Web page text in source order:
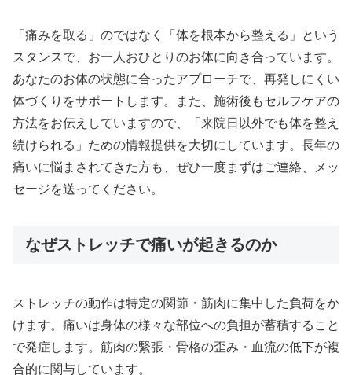
「痛みを取る」のではなく「体を根本から整える」という
スタンスで、お一人おひとりのお体に向き合っています。
あなたのお体の状態に合ったアプローチで、再発しにくい
体づくりをサポートします。また、施術後もセルフケアの
方法をお伝えしていますので、「来院日以外でも体を整え
続けられる」ための情報提供を大切にしています。長年の
痛いに悩まされてきた方も、ぜひ一度まずはご連絡、メッ
セージを送ってください。
なぜストレッチで痛いが起きるのか
ストレッチの動作は特定の関節・筋肉に集中した負荷をか
けます。痛いは身体の様々な部位への負担が蓄積すること
で発症します。筋肉の緊張・骨格の歪み・血流の低下が複
合的に関与しています。